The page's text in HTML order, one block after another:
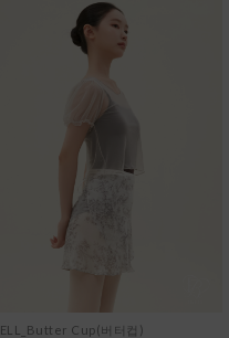
Cup(버터컵)